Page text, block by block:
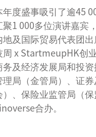
年度盛事吸引了逾45
聚1 000多位演讲嘉宾
地及国际贸易代表团
周 x StartmeupHK创
务及经济发展局和投
理局（金管局）、证
）、保险业监管局（
合办。